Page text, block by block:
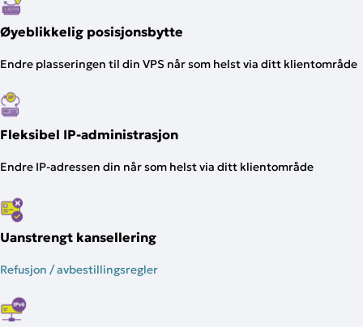
Øyeblikkelig posisjonsbytte
Endre plasseringen til din VPS når som helst via ditt klientområde
Fleksibel IP-administrasjon
Endre IP-adressen din når som helst via ditt klientområde
Uanstrengt kansellering
Refusjon / avbestillingsregler